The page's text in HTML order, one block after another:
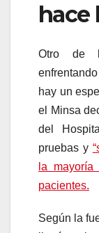
hace
Otro de
hay un
el Minsa
del
pruebas y
la
pacientes.
Según la